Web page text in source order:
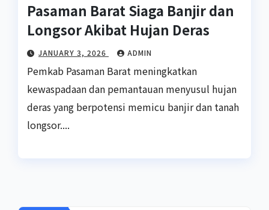
Pasaman Barat Siaga Banjir dan
Longsor Akibat Hujan Deras
JANUARY 3, 2026 ADMIN
Pemkab Pasaman Barat meningkatkan
kewaspadaan dan pemantauan menyusul hujan
deras yang berpotensi memicu banjir dan tanah
longsor....